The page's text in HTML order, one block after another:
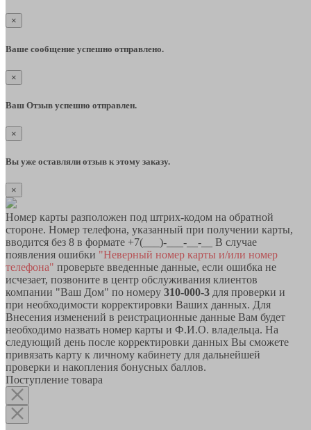
×
Ваше сообщение успешно отправлено.
×
Ваш Отзыв успешно отправлен.
×
Вы уже оставляли отзыв к этому заказу.
×
Номер карты разположен под штрих-кодом на обратной
стороне. Номер телефона, указанный при получении карты,
вводится без 8 в формате +7(___)-___-__-__ В случае
появления ошибки "Неверный номер карты и/или номер
телефона" проверьте введенные данные, если ошибка не
исчезает, позвоните в центр обслуживания клиентов
компании "Ваш Дом" по номеру 310-000-3 для проверки и
при необходимости корректировки Ваших данных. Для
Внесения изменений в реистрационные данные Вам будет
необходимо назвать номер карты и Ф.И.О. владельца. На
следующий день после корректировки данных Вы сможете
привязать карту к личному кабинету для дальнейшей
проверки и накопления бонусных баллов.
Поступление товара